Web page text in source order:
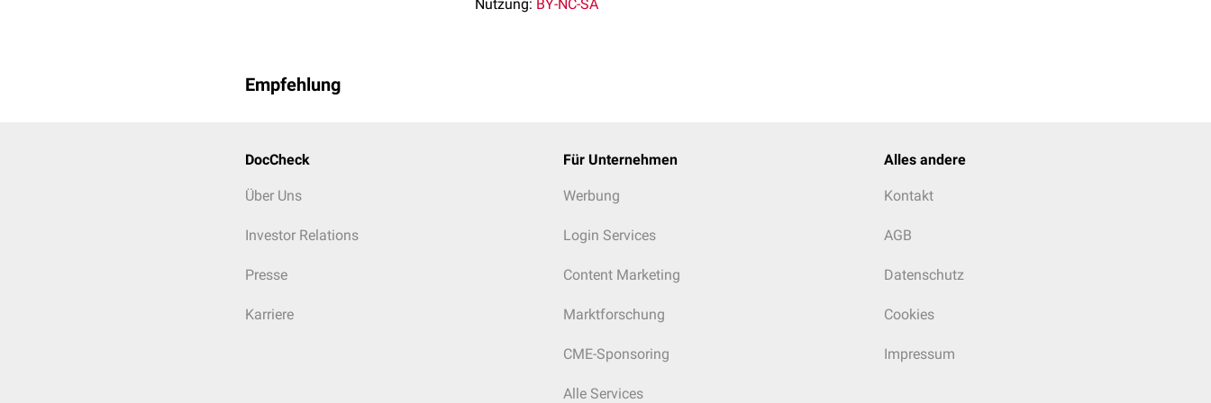
Nutzung: BY-NC-SA
Empfehlung
DocCheck
Über Uns
Investor Relations
Presse
Karriere
Für Unternehmen
Werbung
Login Services
Content Marketing
Marktforschung
CME-Sponsoring
Alle Services
Alles andere
Kontakt
AGB
Datenschutz
Cookies
Impressum